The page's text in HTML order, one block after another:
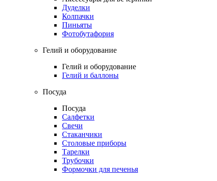
Дуделки
Колпачки
Пиньяты
Фотобутафория
Гелий и оборудование
Гелий и оборудование
Гелий и баллоны
Посуда
Посуда
Салфетки
Свечи
Стаканчики
Столовые приборы
Тарелки
Трубочки
Формочки для печенья